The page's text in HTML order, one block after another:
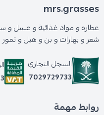
mrs.grasses
عطاره و مواد غذائية و عسل و
شعر و بهارات و بن و هيل و تمور
السجل التجاري
7029729733
روابط مهمة